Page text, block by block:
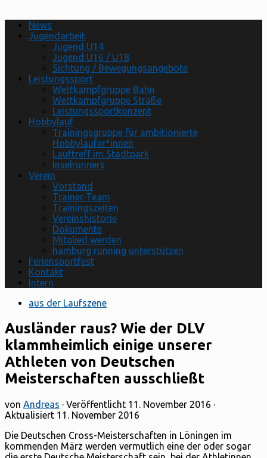
News
Jugendarbeit
Jugend U14
Jugend U16 / U18
Sichtung / Bewegungsangebote
Leistungssport
Wettkampfgruppe Bahn
Wettkampfgruppe Straße
Leistungssportkonzept
Hobbylauf
Trainingsgruppe für ambitionierte
Hobbyläufer*innen
Lauftreff im Stadtpark
Inselrunners
Verein
Vorstand
Trainer-Team
Trainingszeiten
Vereinshistorie
Dokumente
Mitglied werden
hamburg running unterstützen
Feriensportfest
Kontakt
Intern
aus der Laufszene
Ausländer raus? Wie der DLV
klammheimlich einige unserer
Athleten von Deutschen
Meisterschaften ausschließt
von Andreas · Veröffentlicht 11. November 2016 ·
Aktualisiert 11. November 2016
Die Deutschen Cross-Meisterschaften in Löningen im
kommenden März werden vermutlich eine der oder sogar